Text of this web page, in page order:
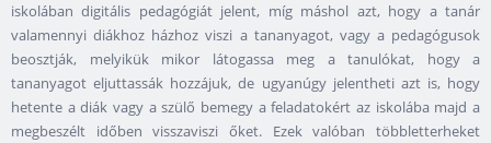
iskolában digitális pedagógiát jelent, míg máshol azt, hogy a tanár
valamennyi diákhoz házhoz viszi a tananyagot, vagy a pedagógusok
beosztják, melyikük mikor látogassa meg a tanulókat, hogy a
tananyagot eljuttassák hozzájuk, de ugyanúgy jelentheti azt is, hogy
hetente a diák vagy a szülő bemegy a feladatokért az iskolába majd a
megbeszélt időben visszaviszi őket. Ezek valóban többletterheket